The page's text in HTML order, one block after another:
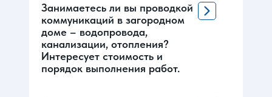
Занимаетесь ли вы проводкой
коммуникаций в загородном
доме – водопровода,
канализации, отопления?
Интересует стоимость и
порядок выполнения работ.